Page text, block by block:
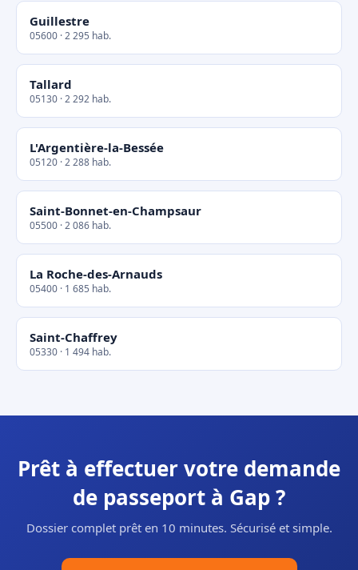
Guillestre
05600 · 2 295 hab.
Tallard
05130 · 2 292 hab.
L'Argentière-la-Bessée
05120 · 2 288 hab.
Saint-Bonnet-en-Champsaur
05500 · 2 086 hab.
La Roche-des-Arnauds
05400 · 1 685 hab.
Saint-Chaffrey
05330 · 1 494 hab.
Prêt à effectuer votre demande
de passeport à Gap ?
Dossier complet prêt en 10 minutes. Sécurisé et simple.